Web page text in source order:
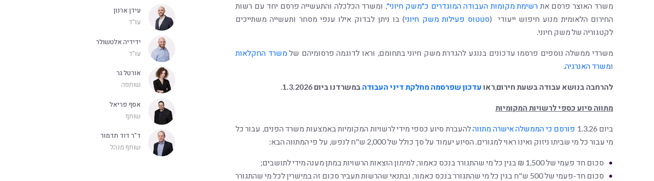
משרד האוצר פרסם את רשימת מקומות העבודה המוגדרים כ״משק חיוני״ , ומשרד הכלכלה והתעשייה פרסם יחד עם רשות
החירום הלאומית מנוע חיפוש ייעודי (סטטוס פעילות משק חיוני) בו ניתן לבדוק אילו ענפי מסחר ותעשייה משתייכים
לקטגוריה של משק חיוני.
משרדי ממשלה נוספים פרסמו עדכונים בנוגע להגדרת משק חיוני בתחומם, וראו לדוגמה פרסומיהם שלמשרד החקלאות
ומשרד האנרגיה
להרחבה בנושא עבודה בשעת חירום ראו עדכון שפרסמה מחלקת דיני העבודה במשרדנו ביום 1.3.2026
מתווה סיוע כספי לרשויות המקומיות
ביום 1.3.26 פורסם כי הממשלה אישרה מתווהלהעברת סיוע כספי מידי לרשויות המקומיות באמצעות משרד הפנים, עבור כל
מי עבור כל מי שביתו ניזוק ואינו ראוי למגורים. הסיוע יעמוד על סך כולל של 2,000 ש"ח לנפש, על פי המתווה הבא:
סכום חד פעמי של 1,500 ₪ בגין כל מי שהתגורר בנכס כאמור, למימון הוצאות הרשויות במתן מענה מידי לתושבים;
סכום חד-פעמי של 500 ש"ח בגין כל מי שהתגורר בנכס כאמור, ובתנאי שהרשות תעביר סכום זה במישרין לכל מי שהתגורר
עידן ארנון
עו"ד
ידידיה אלטשולר
עו"ד
אורטל גר
שותפה
אסף פריאל
שותף
ד"ר דוד תדמור
שותף מנהל